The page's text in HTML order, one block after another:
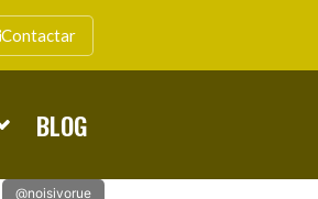
Contactar
BLOG
@noisivorue